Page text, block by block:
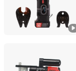
Taizhou Xinpu